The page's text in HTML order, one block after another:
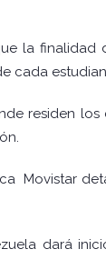
la
cada
residen
Movistar
dará